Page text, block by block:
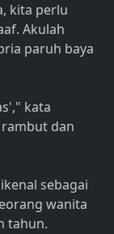
kita perlu
Akulah
paruh baya
kata
dan
sebagai
wanita
tahun.